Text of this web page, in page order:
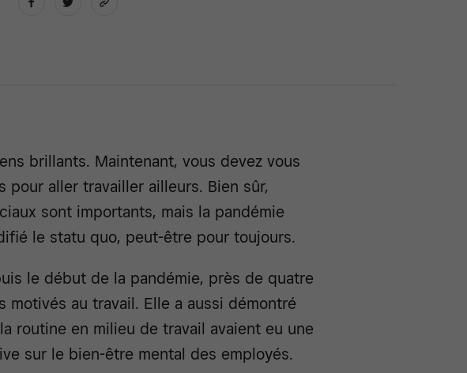
brillants. Maintenant, vous devez vous
pour aller travailler ailleurs. Bien sûr,
sont importants, mais la pandémie
le statu quo, peut-être pour toujours.
le début de la pandémie, près de quatre
motivés au travail. Elle a aussi démontré
routine en milieu de travail avaient eu une
sur le bien-être mental des employés.